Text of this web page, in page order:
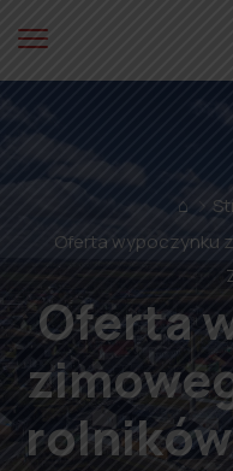
⌂
Oferta wypoczynku
Oferta